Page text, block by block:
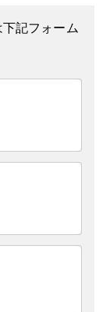
記フォーム